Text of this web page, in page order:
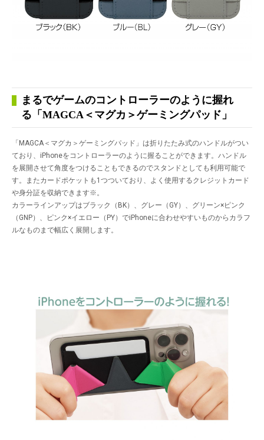
まるでゲームのコントローラーのように握れ
る「MAGCA＜マグカ＞ゲーミングパッド」
「MAGCA＜マグカ＞ゲーミングパッド」は折りたたみ式のハンドルがつい
ており、iPhoneをコントローラーのように握ることができます。ハンドル
を展開させて角度をつけることもできるのでスタンドとしても利用可能で
す。またカードポケットも1つついており、よく使用するクレジットカード
や身分証を収納できます※ 。
カラーラインアップはブラック（BK）、グレー（GY）、グリーン×ピンク
（GNP）、ピンク×イエロー（PY）でiPhoneに合わせやすいものからカラフ
ルなものまで幅広く展開します。